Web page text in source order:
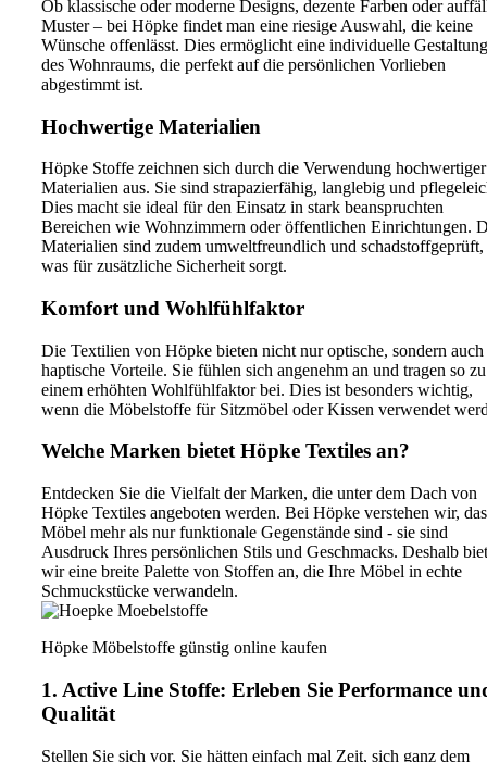
Ob klassische oder moderne Designs, dezente Farben oder
Muster – bei Höpke findet man eine riesige Auswahl, die keine
Wünsche offenlässt. Dies ermöglicht eine individuelle Gestaltung
des Wohnraums, die perfekt auf die persönlichen Vorlieben
abgestimmt ist.
Hochwertige Materialien
Höpke Stoffe zeichnen sich durch die Verwendung hochwertiger
Materialien aus. Sie sind strapazierfähig, langlebig und
Dies macht sie ideal für den Einsatz in stark beanspruchten
Bereichen wie Wohnzimmern oder öffentlichen Einrichtungen.
Materialien sind zudem umweltfreundlich und schadstoffgeprüft,
was für zusätzliche Sicherheit sorgt.
Komfort und Wohlfühlfaktor
Die Textilien von Höpke bieten nicht nur optische, sondern auch
haptische Vorteile. Sie fühlen sich angenehm an und tragen so zu
einem erhöhten Wohlfühlfaktor bei. Dies ist besonders wichtig,
wenn die Möbelstoffe für Sitzmöbel oder Kissen verwendet
Welche Marken bietet Höpke Textiles an?
Entdecken Sie die Vielfalt der Marken, die unter dem Dach von
Höpke Textiles angeboten werden. Bei Höpke verstehen wir,
Möbel mehr als nur funktionale Gegenstände sind - sie sind
Ausdruck Ihres persönlichen Stils und Geschmacks. Deshalb
wir eine breite Palette von Stoffen an, die Ihre Möbel in echte
Schmuckstücke verwandeln.
Höpke Möbelstoffe günstig online kaufen
1. Active Line Stoffe: Erleben Sie Performance
Qualität
Stellen Sie sich vor, Sie hätten einfach mal Zeit, sich ganz dem